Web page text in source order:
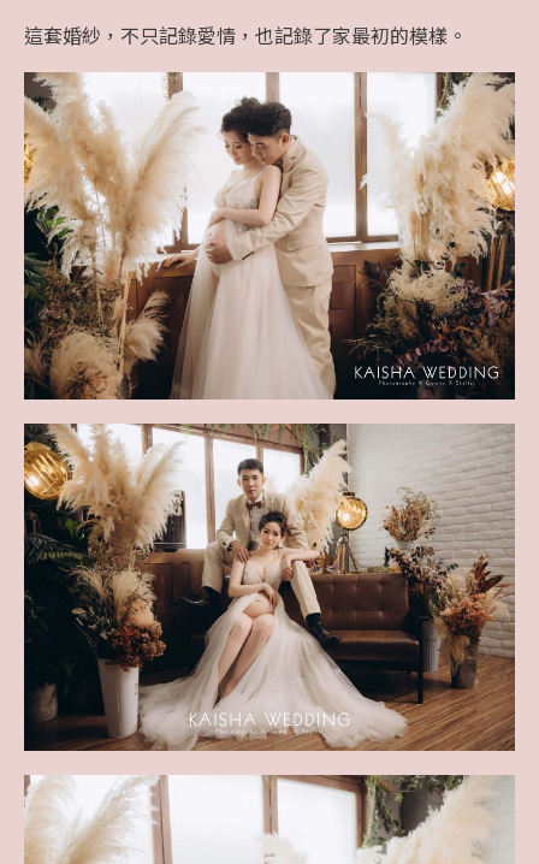
這套婚紗，不只記錄愛情，也記錄了家最初的模樣。